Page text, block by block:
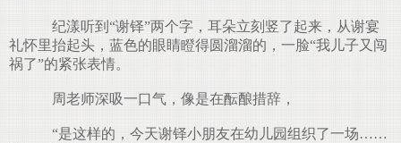
纪漾听到“谢铎”两个字，耳朵立刻竖了起来，从谢宴
礼怀里抬起头，蓝色的眼睛瞪得圆溜溜的，一脸“我儿子又闯
祸了”的紧张表情。
周老师深吸一口气，像是在酝酿措辞，
“是这样的，今天谢铎小朋友在幼儿园组织了一场……